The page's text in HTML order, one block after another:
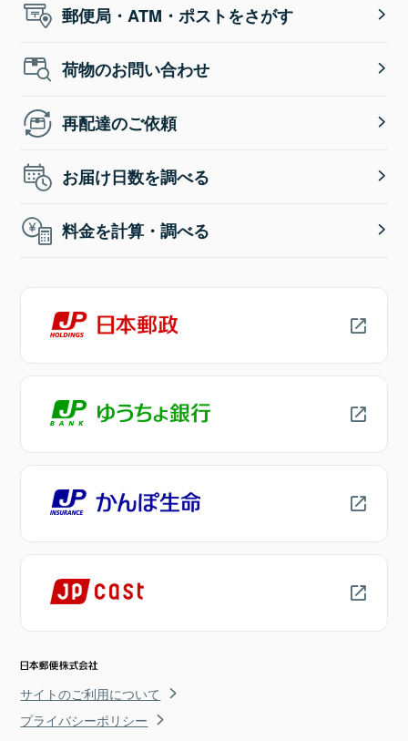
郵便局・ATM・ポストをさがす
荷物のお問い合わせ
再配達のご依頼
お届け日数を調べる
料金を計算・調べる
サイトのご利用について
プライバシーポリシー